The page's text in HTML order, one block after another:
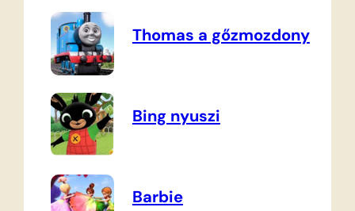
Thomas a gőzmozdony
Bing nyuszi
Barbie